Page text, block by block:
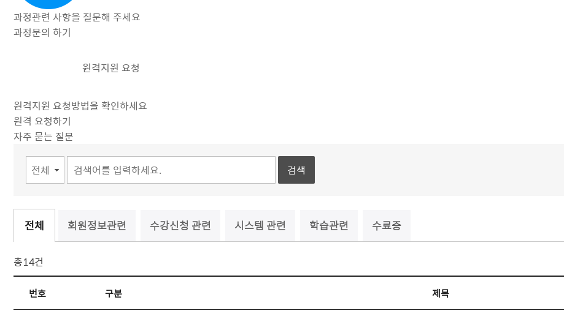
과정관련 사항을 질문해 주세요
과정문의 하기
원격지원 요청
원격지원 요청방법을 확인하세요
원격 요청하기
자주 묻는 질문
검색
전체 회원정보관련 수강신청 관련 시스템 관련 학습관련 수료증
총14건
번호 구분 제목